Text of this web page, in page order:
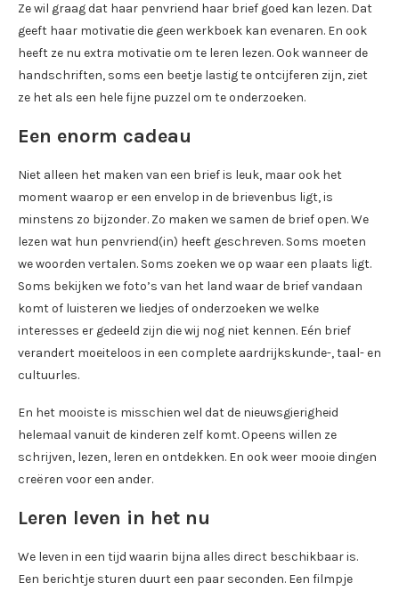
Ze wil graag dat haar penvriend haar brief goed kan lezen. Dat
geeft haar motivatie die geen werkboek kan evenaren. En ook
heeft ze nu extra motivatie om te leren lezen. Ook wanneer de
handschriften, soms een beetje lastig te ontcijferen zijn, ziet
ze het als een hele fijne puzzel om te onderzoeken.
Een enorm cadeau
Niet alleen het maken van een brief is leuk, maar ook het
moment waarop er een envelop in de brievenbus ligt, is
minstens zo bijzonder. Zo maken we samen de brief open. We
lezen wat hun penvriend(in) heeft geschreven. Soms moeten
we woorden vertalen. Soms zoeken we op waar een plaats ligt.
Soms bekijken we foto’s van het land waar de brief vandaan
komt of luisteren we liedjes of onderzoeken we welke
interesses er gedeeld zijn die wij nog niet kennen. Eén brief
verandert moeiteloos in een complete aardrijkskunde-, taal- en
cultuurles.
En het mooiste is misschien wel dat de nieuwsgierigheid
helemaal vanuit de kinderen zelf komt. Opeens willen ze
schrijven, lezen, leren en ontdekken. En ook weer mooie dingen
creëren voor een ander.
Leren leven in het nu
We leven in een tijd waarin bijna alles direct beschikbaar is.
Een berichtje sturen duurt een paar seconden. Een filmpje